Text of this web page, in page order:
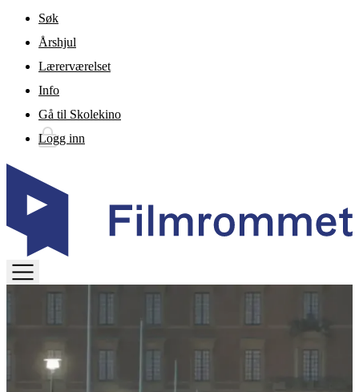
Gå til hovedinnhold
Søk
Årshjul
Lærerværelset
Info
Gå til Skolekino
Logg inn